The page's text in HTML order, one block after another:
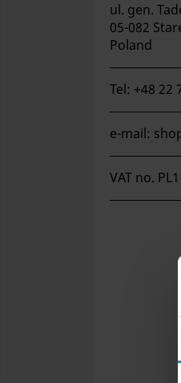
ul. gen.
05-082
Poland
Tel: +48 22
e-mail:
VAT no.